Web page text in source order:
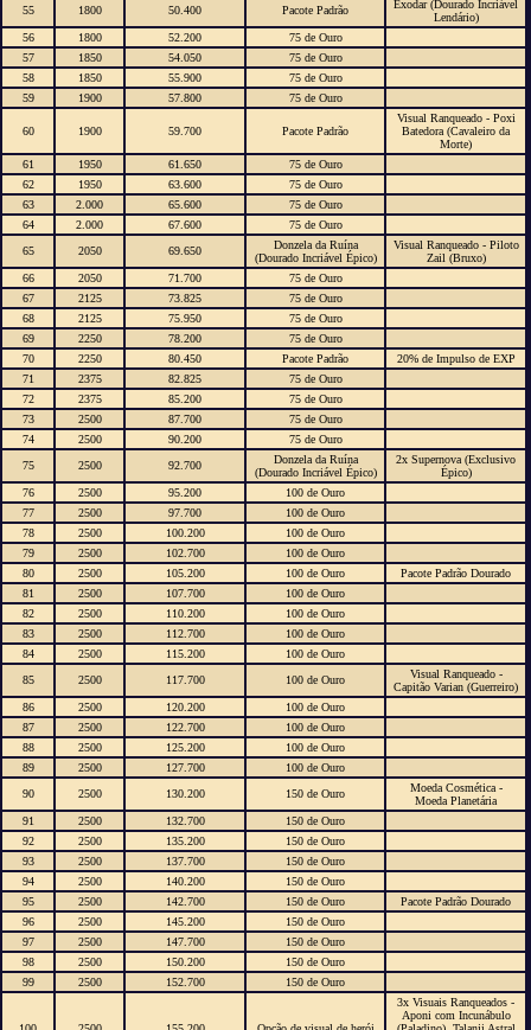
55
1800 50.400 Pacote Padrão
Exodar (Dourado Incriável
Lendário)
56
1800 52.200
75 de Ouro
57
1850 54.050
75 de Ouro
58
1850 55.900
75 de Ouro
59
1900 57.800 75 de Ouro
60 1900 59.700 Pacote Padrão
Visual Ranqueado - Poxi
Batedora (Cavaleiro da
Morte)
61
1950 61.650
75 de Ouro
62
1950 63.600
75 de Ouro
63
2.000 65.600
75 de Ouro
64
2.000 67.600
75 de Ouro
65
2050 69.650
Donzela da Ruína
(Dourado Incriável Épico)
Visual Ranqueado - Piloto
Zail (Bruxo)
66
2050 71.700
75 de Ouro
67
2125 73.825
75 de Ouro
68
2125 75.950
75 de Ouro
69
2250 78.200
75 de Ouro
70
2250 80.450 Pacote Padrão
20% de Impulso de EXP
71
2375 82.825
75 de Ouro
72
2375 85.200
75 de Ouro
73
2500 87.700
75 de Ouro
74
2500 90.200
75 de Ouro
75
2500 92.700
Donzela da Ruína
(Dourado Incriável Épico)
2x Supernova (Exclusivo
Épico)
76
2500 95.200
100 de Ouro
77
2500 97.700
100 de Ouro
78
2500 100.200
100 de Ouro
79
2500 102.700
100 de Ouro
80
2500 105.200 100 de Ouro
Pacote Padrão Dourado
81
2500 107.700
100 de Ouro
82
2500 110.200
100 de Ouro
83
2500 112.700
100 de Ouro
84
2500 115.200
100 de Ouro
85
2500 117.700 100 de Ouro
Visual Ranqueado -
Capitão Varian (Guerreiro)
86
2500 120.200
100 de Ouro
87
2500 122.700
100 de Ouro
88
2500 125.200
100 de Ouro
89
2500 127.700
100 de Ouro
90
2500 130.200 150 de Ouro
Moeda Cosmética -
Moeda Planetária
91
2500 132.700
150 de Ouro
92
2500 135.200
150 de Ouro
93
2500 137.700
150 de Ouro
94
2500 140.200
150 de Ouro
95
2500 142.700 150 de Ouro
Pacote Padrão Dourado
96
2500 145.200
150 de Ouro
97
2500 147.700
150 de Ouro
98
2500 150.200
150 de Ouro
99
2500 152.700 150 de Ouro
3x Visuais Ranqueados -
Aponi com Incunábulo